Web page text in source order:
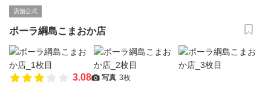
店舗公式
ポーラ綱島こまおか店
3.08 写真 3枚